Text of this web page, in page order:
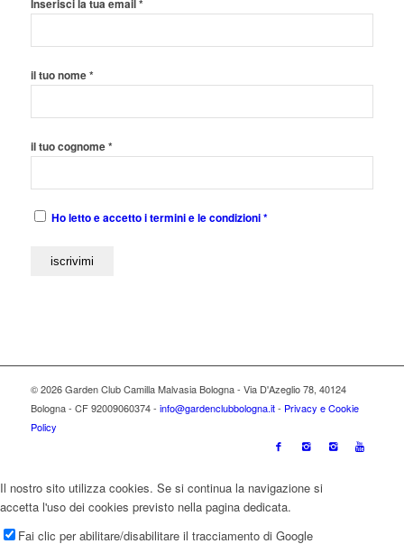
Inserisci la tua email *
il tuo nome *
il tuo cognome *
Ho letto e accetto i termini e le condizioni *
© 2026 Garden Club Camilla Malvasia Bologna - Via D'Azeglio 78, 40124
Bologna - CF 92009060374 - info@gardenclubbologna.it- Privacy e Cookie
Policy
Il nostro sito utilizza cookies. Se si continua la navigazione si
accetta l'uso dei cookies previsto nella pagina dedicata.
Fai clic per abilitare/disabilitare il tracciamento di Google